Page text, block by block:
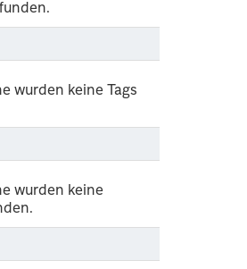
wurden keine Tags
wurden keine